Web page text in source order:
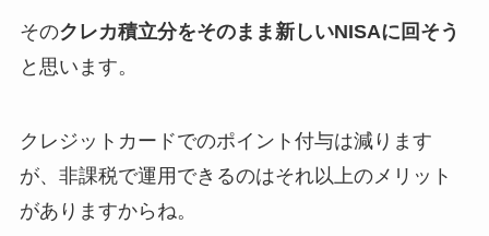
そのクレカ積立分をそのまま新しいNISAに回そう
と思います。
クレジットカードでのポイント付与は減ります
が、非課税で運用できるのはそれ以上のメリット
がありますからね。